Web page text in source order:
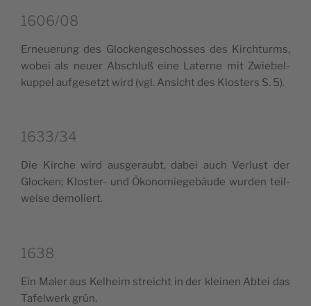
1606/08
Erneue­rung des Gloc­ken­ge­schos­ses des Kir­ch­turms,
wobei als neuer Abschluß eine Later­ne mit Zwie­bel­
kup­pel auf­ge­se­tzt wird (vgl. Ansi­cht des Klo­sters S. 5).
1633/34
Die Kir­che wird ausge­raubt, dabei auch Ver­lu­st der
Gloc­ken; Klo­ster- und Öko­no­mie­ge­bäu­de wur­den teil­
wei­se demoliert.
1638
Ein Maler aus Kelheim strei­cht in der klei­nen Abtei das
Tafel­werk grün.